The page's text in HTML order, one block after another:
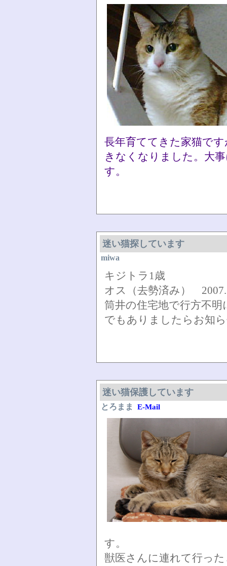
長年育ててきた家猫で
きなくなりました。大
す。
迷い猫探しています
miwa
キジトラ1歳
オス（去勢済み）
筒井の住宅地で行方不
でもありましたらお知
迷い猫保護しています
とろまま E-Mail
す。
獣医さんに連れて行っ